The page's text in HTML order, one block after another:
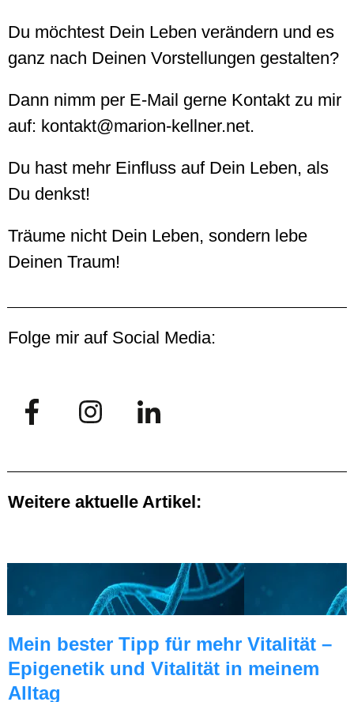
Du möchtest Dein Leben verändern und es
ganz nach Deinen Vorstellungen gestalten?
Dann nimm per E-Mail gerne Kontakt zu mir
auf: kontakt@marion-kellner.net.
Du hast mehr Einfluss auf Dein Leben, als
Du denkst!
Träume nicht Dein Leben, sondern lebe
Deinen Traum!
Folge mir auf Social Media:
Weitere aktuelle Artikel:
Mein bester Tipp für mehr Vitalität –
Epigenetik und Vitalität in meinem
Alltag